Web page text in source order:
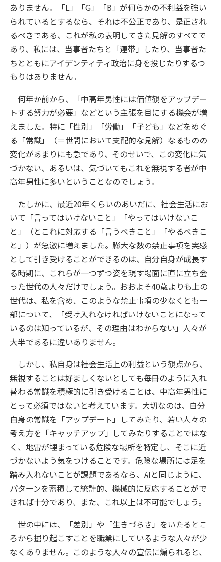
ありません。「L」「G」「B」が何らかの不利益を強い
られているとするなら、それは不公正であり、是正され
るべきである、これが私の表明してきた見解のすべてで
あり、私には、当事者たちと「連帯」したり、当事者た
ちとともにアイデンティティ政治に身を投じたりするつ
もりはありません。
何年か前から、「中高年男性には価値観をアップデー
トする努力が必要」などという主張を目にする機会が増
えました。特に「性別」「労働」「子ども」などをめぐ
る「常識」（＝世間において支配的な見解）なるものの
変化があまりにも急であり、そのせいで、この変化に気
づかない、あるいは、気づいてもこれを無視する者が中
高年男性に多いということなのでしょう。
たしかに、最近20年くらいのあいだに、社会生活にお
いて「言ってはいけないこと」「やってはいけないこ
と」（とこれに対応する「言うべきこと」「やるべきこ
と」）が急激に増えました。膨大な数の禁止事項を実感
として引き受けることができるのは、自分自身が成長す
る時期に、これらが一つずつ姿を現す場面に直に立ち会
った世代の人々だけでしょう。おおよそ40歳よりも上の
世代は、私を含め、このような禁止事項の少なくとも一
部について、「受け入れなければいけないことになって
いるのは知っているが、その理由はわからない」人々が
大半であるに違いありません。
しかし、私自身は――社会生活上の利益という観点から、
無視することは好ましくないとしても――毎日のように入れ
替わる常識を積極的に引き受けることは、中高年男性に
とって必須ではないと考えています。大切なのは、自分
自身の常識を「アップデート」してみたり、若い人々の
考え方を「キャッチアップ」してみたりすることではな
く、地雷が埋まっている危険な場所を特定し、そこに近
づかないよう気をつけることです。危険な場所には足を
踏み入れないことが課題であるなら、AIと同じように、
パターンを蓄積して統計的、機械的に反応することがで
きれば十分であり、また、これ以上は不可能でしょう。
世の中には、「差別」や「生きづらさ」をいたるとこ
ろから掘り起こすことを職業にしているような人々が少
なくありません。このような人々の宣伝に煽られると、